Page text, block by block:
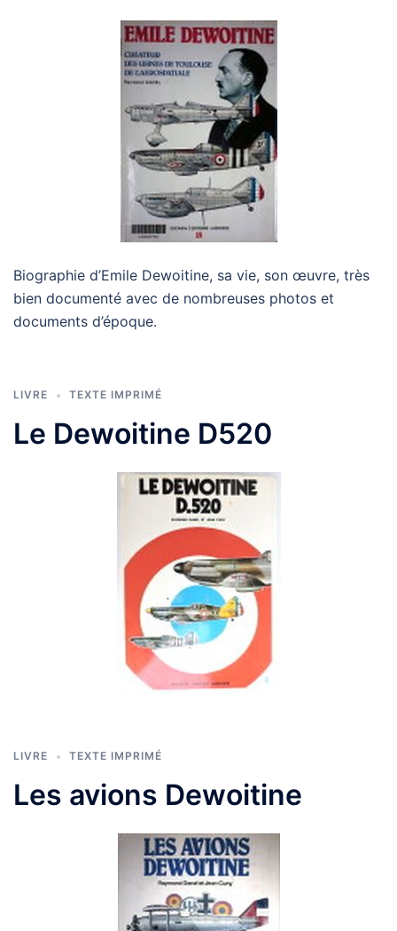
Biographie d’Emile Dewoitine, sa vie, son œuvre, très
bien documenté avec de nombreuses photos et
documents d’époque.
LIVRE TEXTE IMPRIMÉ
Le Dewoitine D520
LIVRE TEXTE IMPRIMÉ
Les avions Dewoitine